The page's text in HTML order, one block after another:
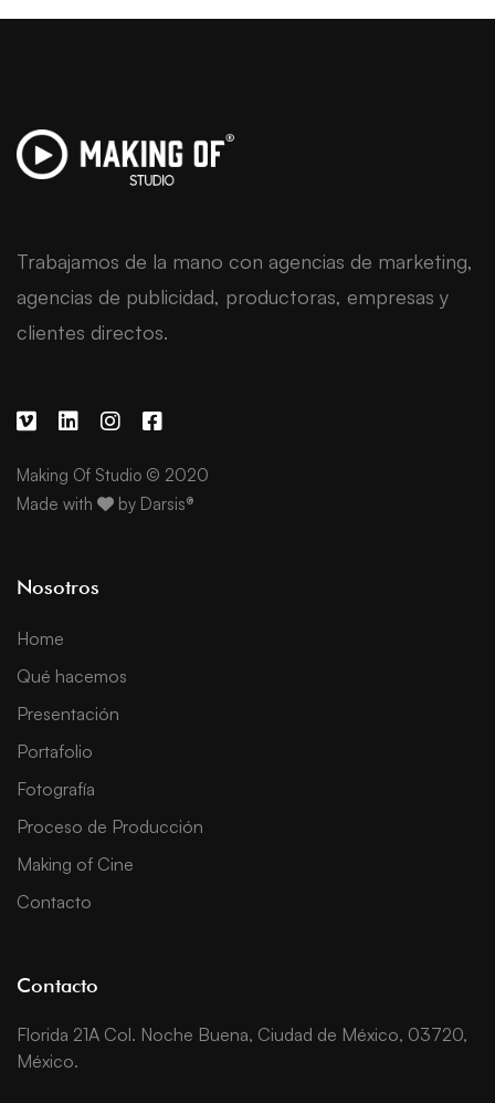
Trabajamos de la mano con agencias de marketing,
agencias de publicidad, productoras, empresas y
clientes directos.
Making Of Studio © 2020
Made with
by Darsis®
Nosotros
Home
Qué hacemos
Presentación
Portafolio
Fotografía
Proceso de Producción
Making of Cine
Contacto
Contacto
Florida 21A Col. Noche Buena, Ciudad de México, 03720,
México.